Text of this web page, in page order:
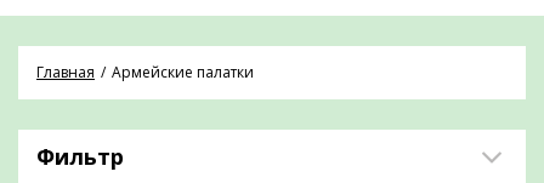
Главная Армейские палатки
Фильтр
Отправим предложение на почту и
проконсультируем по любым вопросам